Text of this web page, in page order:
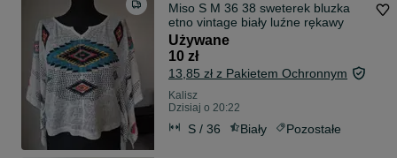
Miso S M 36 38 sweterek bluzka
etno vintage biały luźne rękawy
Używane
10 zł
13,85 zł z Pakietem Ochronnym
Kalisz
Dzisiaj o 20:22
S / 36 Biały Pozostałe